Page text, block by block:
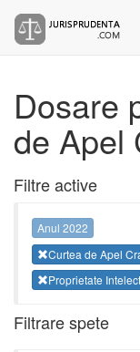
Dosare
de Apel
Filtre active
Anul 2022
Curtea de Apel
Proprietate
Filtrare spete